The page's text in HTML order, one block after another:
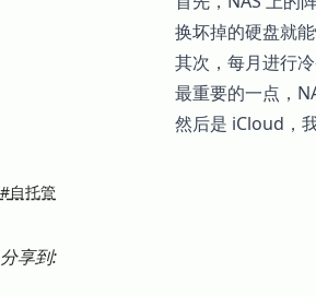
换坏掉的硬盘就能
其次，每月进行
最重要的一点，
然后是 iCloud，
#自托管
分享到: